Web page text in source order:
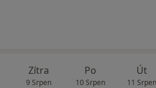
Zítra
9 Srpen
Po
10 Srpen
Út
11 Srpen